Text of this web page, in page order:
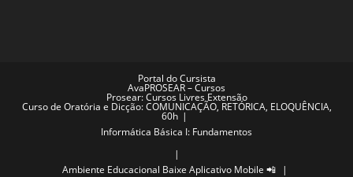
Portal do Cursista
AvaPROSEAR – Cursos
Prosear: Cursos Livres Extensão
Curso de Oratória e Dicção: COMUNICAÇÃO, RETÓRICA, ELOQUÊNCIA,
60h
Informática Básica I: Fundamentos
Ambiente Educacional Baixe Aplicativo Mobile 📲